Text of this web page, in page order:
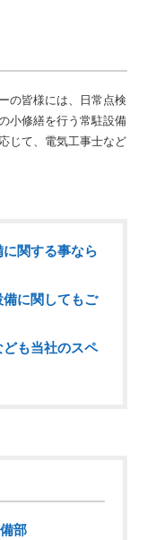
の皆様には、日常点検
小修繕を行う常駐設備
じて、電気工事士など
関する事なら
に関してもご
も当社のスペ
部